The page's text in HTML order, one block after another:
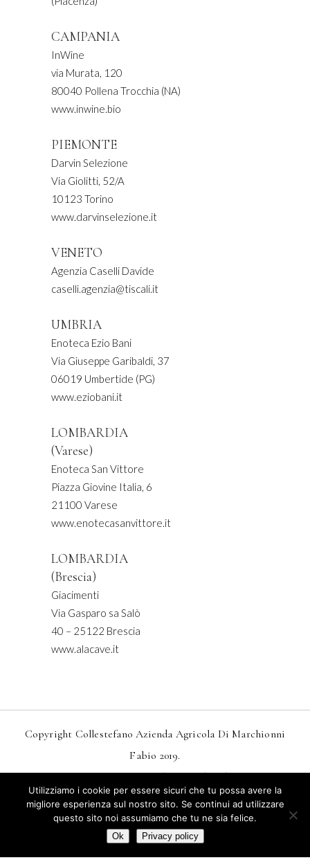
CAMPANIA
InWine
via Murata, 120
80040 Pollena Trocchia (NA)
www.inwine.bio
PIEMONTE
Darvin Selezione
Via Giolitti, 52/A
10123 Torino
www.darvinselezione.it
VENETO
Agenzia Caselli Davide
caselli.agenzia@tiscali.it
UMBRIA
Enoteca Ezio Bani
Via Giuseppe Garibaldi, 37
06019 Umbertide (PG)
www.eziobani.it
LOMBARDIA
(Varese)
Enoteca San Vittore
Piazza Giovine Italia, 6
21100 Varese
www.enotecasanvittore.it
LOMBARDIA
(Brescia)
Giacimenti
Via Gasparo sa Salò
40 – 25122 Brescia
www.alacave.it
Copyright Collestefano Azienda Agricola Di Marchionni
Fabio 2019.
DesignMarkDesignStudio.itAndWebtoo.it
Privacy –
Condizioni Generali Di Vendita
Termini E Condizioni Di Vendita Online
Utilizziamo i cookie per essere sicuri che tu possa avere la
migliore esperienza sul nostro sito. Se continui ad utilizzare
questo sito noi assumiamo che tu ne sia felice.
Ok Privacy policy